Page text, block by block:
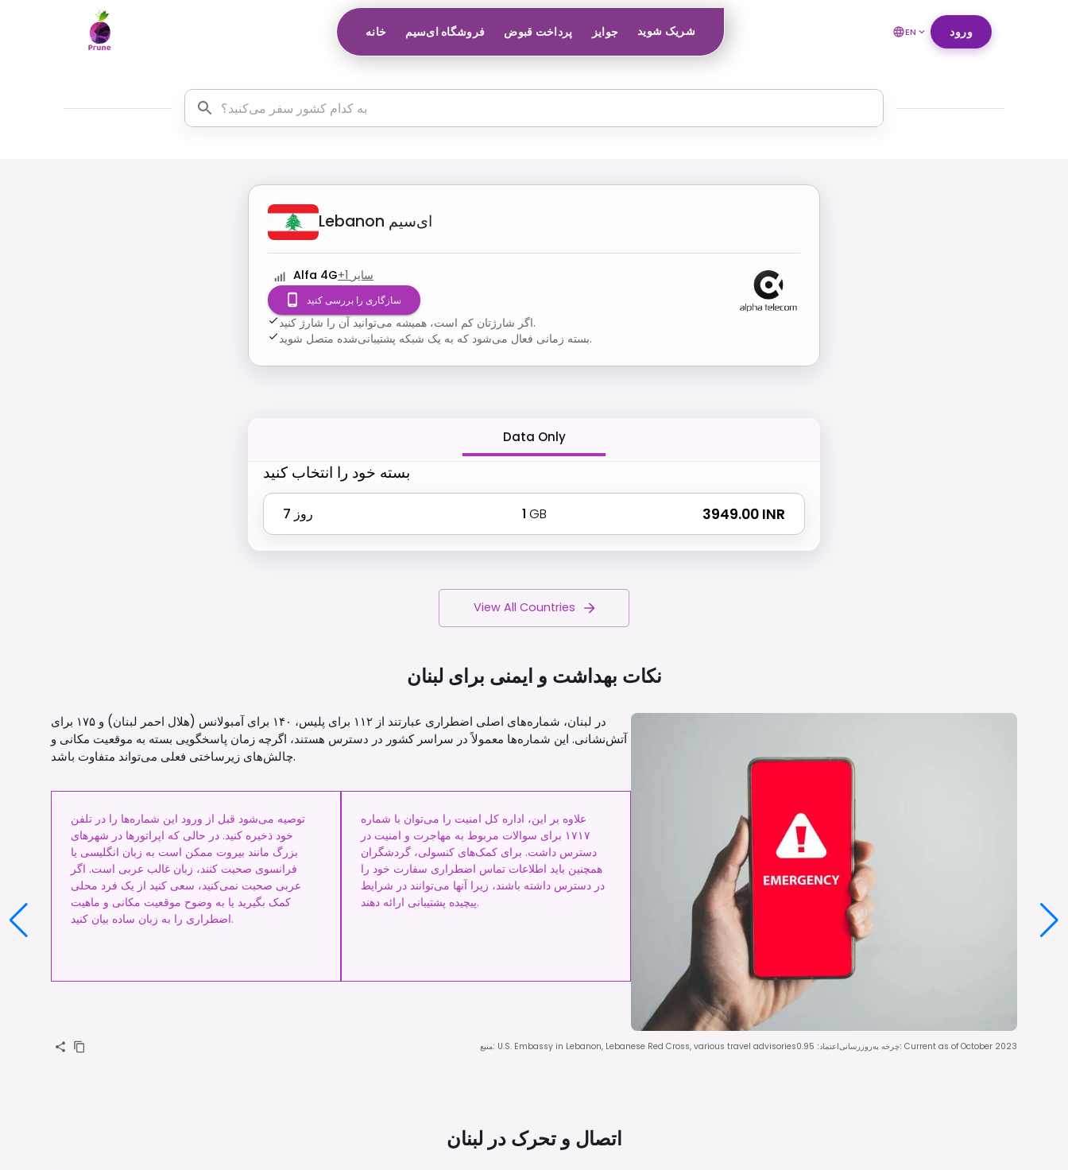
خانه فروشگاه ای‌سیم پرداخت قبوض جوایز شریک شوید EN ورود
Lebanon ای‌سیم
Alfa 4G+1 سایر
سازگاری را بررسی کنید
اگر شارژتان کم است، همیشه می‌توانید آن را شارژ کنید.
بسته زمانی فعال می‌شود که به یک شبکه پشتیبانی‌شده متصل شوید.
Data Only
بسته خود را انتخاب کنید
7 روز 1 GB ₹ 3949.00 INR
View All Countries
نکات بهداشت و ایمنی برای لبنان
در لبنان، شماره‌های اصلی اضطراری عبارتند از ۱۱۲ برای پلیس، ۱۴۰ برای آمبولانس (هلال احمر لبنان) و ۱۷۵ برای
آتش‌نشانی. این شماره‌ها معمولاً در سراسر کشور در دسترس هستند، اگرچه زمان پاسخگویی بسته به موقعیت مکانی و
چالش‌های زیرساختی فعلی می‌تواند متفاوت باشد.
توصیه می‌شود قبل از ورود این شماره‌ها را در تلفن
خود ذخیره کنید. در حالی که اپراتورها در شهرهای
بزرگ مانند بیروت ممکن است به زبان انگلیسی یا
فرانسوی صحبت کنند، زبان غالب عربی است. اگر
عربی صحبت نمی‌کنید، سعی کنید از یک فرد محلی
کمک بگیرید یا به وضوح موقعیت مکانی و ماهیت
اضطراری را به زبان ساده بیان کنید.
علاوه بر این، اداره کل امنیت را می‌توان با شماره
۱۷۱۷ برای سوالات مربوط به مهاجرت و امنیت در
دسترس داشت. برای کمک‌های کنسولی، گردشگران
همچنین باید اطلاعات تماس اضطراری سفارت خود را
در دسترس داشته باشند، زیرا آنها می‌توانند در شرایط
پیچیده پشتیبانی ارائه دهند.
منبع: U.S. Embassy in Lebanon, Lebanese Red Cross, various travel advisories اعتماد:
0.95 چرخه به‌روزرسانی: Current as of October 2023
اتصال و تحرک در لبنان